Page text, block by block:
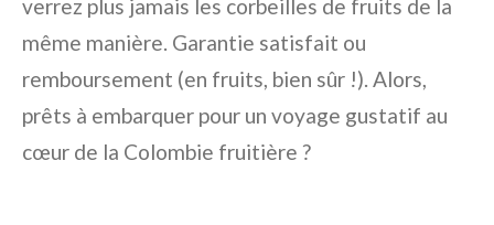
verrez plus jamais les corbeilles de fruits de la
même manière. Garantie satisfait ou
remboursement (en fruits, bien sûr !). Alors,
prêts à embarquer pour un voyage gustatif au
cœur de la Colombie fruitière ?